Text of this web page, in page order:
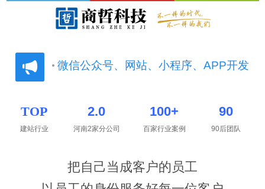
微信公众号、网站、小程序、APP开发
微信公众号、网站、小程序、APP开发
微信公众号、网站、小程序、APP开发
TOP 2.0 100+ 90
建站行业 河南2家分公司 百家行业案例 90后团队
把自己当成客户的员工